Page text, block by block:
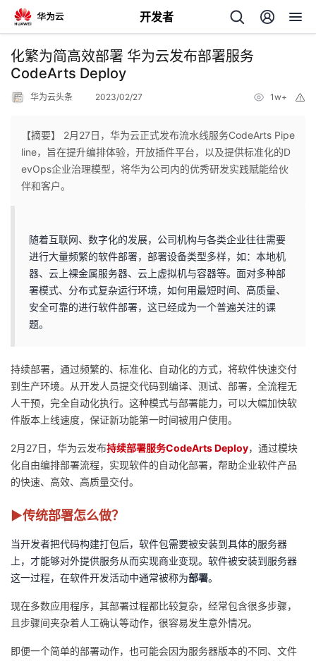
开发者
返
回
个
我
的
博
客
我
的
论
坛
我
的
圈
子
我
的
直
播
我
的
活
动
我
的
关
注
我
的
开
我
的
我
化繁为简高效部署 华为云发布部署服务
CodeArts Deploy
华为云头条 2023/02/27 1w+
【摘要】 2月27日，华为云正式发布流水线服务CodeArts Pipe
line，旨在提升编排体验，开放插件平台，以及提供标准化的D
evOps企业治理模型，将华为公司内的优秀研发实践赋能给伙
伴和客户。
随着互联网、数字化的发展，公司机构与各类企业往往需要
进行大量频繁的软件部署，部署设备类型多样，如：本地机
器、云上裸金属服务器、云上虚拟机与容器等。面对多种部
署模式、分布式复杂运行环境，如何用最短时间、高质量、
安全可靠的进行软件部署，这已经成为一个普遍关注的课
题。
持续部署，通过频繁的、标准化、自动化的方式，将软件快速交付
到生产环境。从开发人员提交代码到编译、测试、部署，全流程无
人干预，完全自动化执行。这种模式与部署能力，可以大幅加快软
件版本上线速度，保证新功能第一时间被用户使用。
2月27日，华为云发布持续部署服务CodeArts Deploy，通过模块
化自由编排部署流程，实现软件的自动化部署，帮助企业软件产品
的快速、高效、高质量交付。
▶传统部署怎么做？
当开发者把代码构建打包后，软件包需要被安装到具体的服务器
上，才能够对外提供服务从而实现商业变现。软件被安装到服务器
这一过程，在软件开发活动中通常被称为部署。
现在多数应用程序，其部署过程都比较复杂，经常包含很多步骤，
且步骤间夹杂着人工确认等动作，很容易发生意外情况。
即便一个简单的部署动作，也可能会因为服务器版本的不同、文件